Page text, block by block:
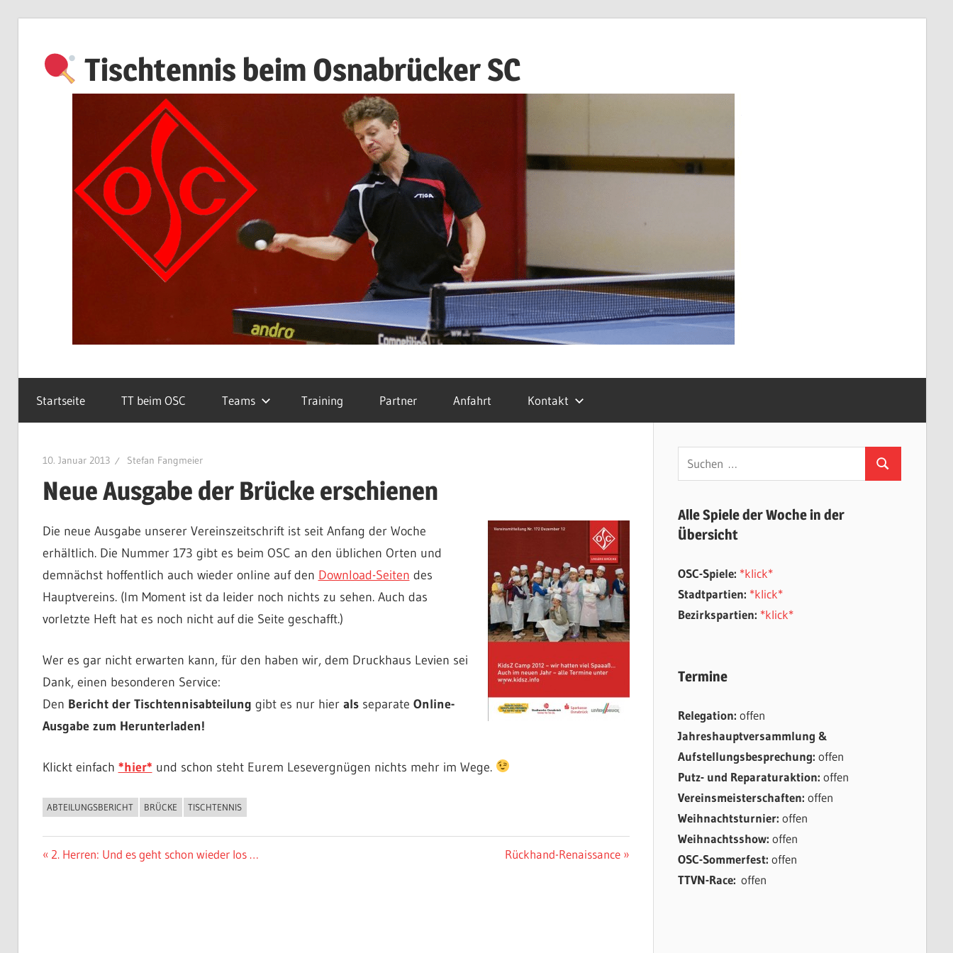
springen
Tischtennis beim Osnabrücker SC
Startseite TT beim OSC Teams Training Partner Anfahrt Kontakt
10. Januar 2013 Stefan Fangmeier
Neue Ausgabe der Brücke erschienen
Die neue Ausgabe unserer Vereinszeitschrift ist seit Anfang der Woche
erhältlich. Die Nummer 173 gibt es beim OSC an den üblichen Orten und
demnächst hoffentlich auch wieder online auf den Download-Seiten des
Hauptvereins. (Im Moment ist da leider noch nichts zu sehen. Auch das
vorletzte Heft hat es noch nicht auf die Seite geschafft.)
Wer es gar nicht erwarten kann, für den haben wir, dem Druckhaus Levien sei
Dank, einen besonderen Service:
Den Bericht der Tischtennisabteilung gibt es nur hier alsseparate Online-
Ausgabe zum Herunterladen!
Klickt einfach *hier* und schon steht Eurem Lesevergnügen nichts mehr im Wege.
ALLGEMEIN
ABTEILUNGSBERICHT BRÜCKE TISCHTENNIS
Beitragsnavigation
Vorheriger
2. Herren: Und es geht schon wieder los …
Nächster
Rückhand-Renaissance
Suchen
nach:
Suchen
Alle Spiele der Woche in der
Übersicht
OSC-Spiele: *klick*
Stadtpartien: *klick*
Bezirkspartien: *klick*
Termine
Relegation: offen
Jahreshauptversammlung &
Aufstellungsbesprechung: offen
Putz- und Reparaturaktion: offen
Vereinsmeisterschaften: offen
Weihnachtsturnier: offen
Weihnachtsshow: offen
OSC-Sommerfest: offen
TTVN-Race: offen